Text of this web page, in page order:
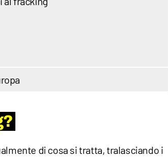
di cosa si tratta, tralasciando i